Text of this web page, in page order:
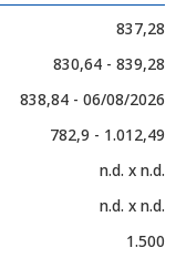
837,28
830,64 - 839,28
838,84 - 06/08/2026
782,9 - 1.012,49
n.d. x n.d.
n.d. x n.d.
1.500